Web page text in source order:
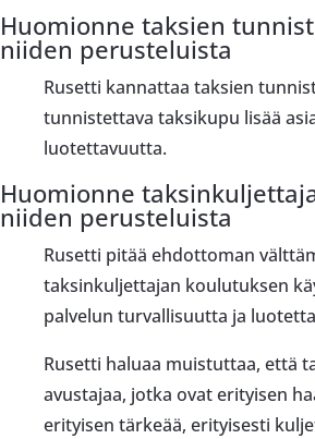
Huomionne taksien
niiden perusteluista
Rusetti kannattaa taksien
tunnistettava taksikupu lisää
luotettavuutta.
Huomionne
niiden perusteluista
Rusetti pitää ehdottoman
taksinkuljettajan koulutuksen
palvelun turvallisuutta ja
Rusetti haluaa muistuttaa, että
avustajaa, jotka ovat erityisen
erityisen tärkeää, erityisesti